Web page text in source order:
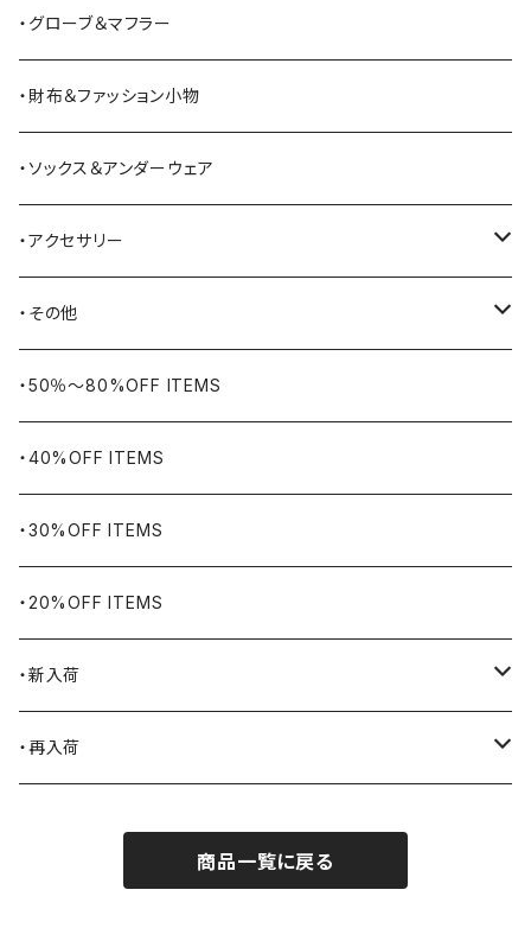
BATTLE LAKE
Barbour
BAYSIDE
BELSTAFF
BIG BILL
WORKERS BIGDAY
BHADUR
Bills KHAKIS
BLUCO
Blundstone
BLACK JACK BOOTS
BY ROBERT JAMES
パーカー
ジャージ・スウェット
ハーフパンツ・ショートパンツ
ボストンバッグ・ダッフルバッグ
ヒップバッグ・ファニーパック
ブリーフケース
ツールバッグ
サンダル
その他シューズ
シュー用品
・グローブ＆マフラー
・財布＆ファッション小物
・ソックス＆アンダーウェア
・アクセサリー
バングル・ブレスレット
リング
ネックレス・ペンダント
ピンズ・ブローチ
腕時計
・その他
ヴィンテージ
アウトドア用品
ナバホラグ・ビンテージラグ
ブランケット
食品
ライター
・50％〜80%OFF ITEMS
・40%OFF ITEMS
・30%OFF ITEMS
・20%OFF ITEMS
・新入荷
2026.7.31
・再入荷
商品一覧に戻る